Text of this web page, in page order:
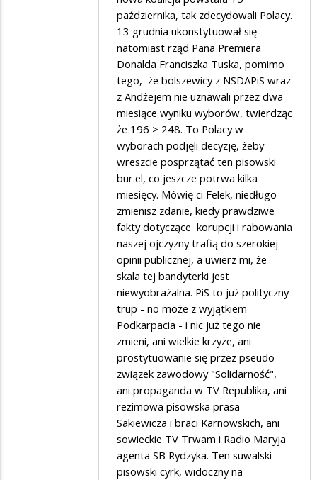
października, tak zdecydowali Polacy.
13 grudnia ukonstytuował się
natomiast rząd Pana Premiera
Donalda Franciszka Tuska, pomimo
tego, że bolszewicy z NSDAPiS wraz
z Andżejem nie uznawali przez dwa
miesiące wyniku wyborów, twierdząc
że 196 > 248. To Polacy w
wyborach podjęli decyzję, żeby
wreszcie posprzątać ten pisowski
bur.el, co jeszcze potrwa kilka
miesięcy. Mówię ci Felek, niedługo
zmienisz zdanie, kiedy prawdziwe
fakty dotyczące korupcji i rabowania
naszej ojczyzny trafią do szerokiej
opinii publicznej, a uwierz mi, że
skala tej bandyterki jest
niewyobrażalna. PiS to już polityczny
trup - no może z wyjątkiem
Podkarpacia - i nic już tego nie
zmieni, ani wielkie krzyże, ani
prostytuowanie się przez pseudo
związek zawodowy "Solidarność",
ani propaganda w TV Republika, ani
reżimowa pisowska prasa
Sakiewicza i braci Karnowskich, ani
sowieckie TV Trwam i Radio Maryja
agenta SB Rydzyka. Ten suwalski
pisowski cyrk, widoczny na